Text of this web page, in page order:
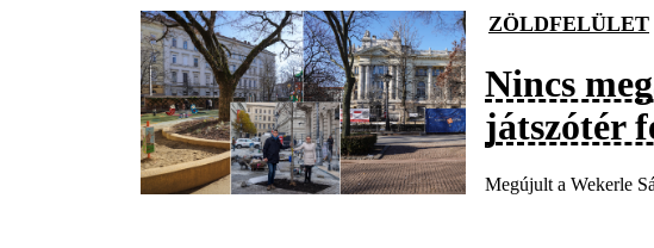
ZÖLDFELÜLET
Nincs
játszótér
Megújult a Wekerle